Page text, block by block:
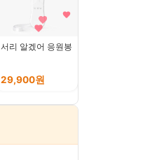
서리 알겠어 응원봉
29,900원